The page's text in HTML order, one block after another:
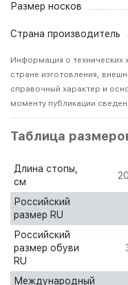
Размер носков
Страна производитель
Информация о технических
стране изготовления,
справочный характер и
моменту публикации
Таблица
Длина стопы,
см
Российский
размер RU
Российский
размер обуви
RU
Международный